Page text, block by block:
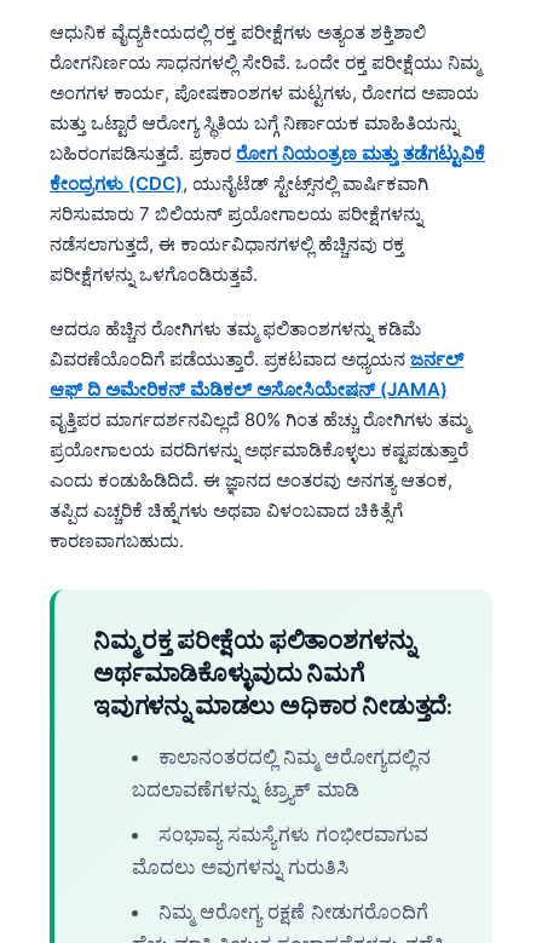
ಆಧುನಿಕ ವೈದ್ಯಕೀಯದಲ್ಲಿ ರಕ್ತ ಪರೀಕ್ಷೆಗಳು ಅತ್ಯಂತ ಶಕ್ತಿಶಾಲಿ
ರೋಗನಿರ್ಣಯ ಸಾಧನಗಳಲ್ಲಿ ಸೇರಿವೆ. ಒಂದೇ ರಕ್ತ ಪರೀಕ್ಷೆಯು ನಿಮ್ಮ
ಅಂಗಗಳ ಕಾರ್ಯ, ಪೋಷಕಾಂಶಗಳ ಮಟ್ಟಗಳು, ರೋಗದ ಅಪಾಯ
ಮತ್ತು ಒಟ್ಟಾರೆ ಆರೋಗ್ಯ ಸ್ಥಿತಿಯ ಬಗ್ಗೆ ನಿರ್ಣಾಯಕ ಮಾಹಿತಿಯನ್ನು
ಬಹಿರಂಗಪಡಿಸುತ್ತದೆ. ಪ್ರಕಾರ ರೋಗ ನಿಯಂತ್ರಣ ಮತ್ತು ತಡೆಗಟ್ಟುವಿಕೆ
ಕೇಂದ್ರಗಳು (CDC), ಯುನೈಟೆಡ್ ಸ್ಟೇಟ್ಸ್‌ನಲ್ಲಿ ವಾರ್ಷಿಕವಾಗಿ
ಸರಿಸುಮಾರು 7 ಬಿಲಿಯನ್ ಪ್ರಯೋಗಾಲಯ ಪರೀಕ್ಷೆಗಳನ್ನು
ನಡೆಸಲಾಗುತ್ತದೆ, ಈ ಕಾರ್ಯವಿಧಾನಗಳಲ್ಲಿ ಹೆಚ್ಚಿನವು ರಕ್ತ
ಪರೀಕ್ಷೆಗಳನ್ನು ಒಳಗೊಂಡಿರುತ್ತವೆ.
ಆದರೂ ಹೆಚ್ಚಿನ ರೋಗಿಗಳು ತಮ್ಮ ಫಲಿತಾಂಶಗಳನ್ನು ಕಡಿಮೆ
ವಿವರಣೆಯೊಂದಿಗೆ ಪಡೆಯುತ್ತಾರೆ. ಪ್ರಕಟವಾದ ಅಧ್ಯಯನ ಜರ್ನಲ್
ಆಫ್ ದಿ ಅಮೇರಿಕನ್ ಮೆಡಿಕಲ್ ಅಸೋಸಿಯೇಷನ್ (JAMA)
ವೃತ್ತಿಪರ ಮಾರ್ಗದರ್ಶನವಿಲ್ಲದೆ 80% ಗಿಂತ ಹೆಚ್ಚು ರೋಗಿಗಳು ತಮ್ಮ
ಪ್ರಯೋಗಾಲಯ ವರದಿಗಳನ್ನು ಅರ್ಥಮಾಡಿಕೊಳ್ಳಲು ಕಷ್ಟಪಡುತ್ತಾರೆ
ಎಂದು ಕಂಡುಹಿಡಿದಿದೆ. ಈ ಜ್ಞಾನದ ಅಂತರವು ಅನಗತ್ಯ ಆತಂಕ,
ತಪ್ಪಿದ ಎಚ್ಚರಿಕೆ ಚಿಹ್ನೆಗಳು ಅಥವಾ ವಿಳಂಬವಾದ ಚಿಕಿತ್ಸೆಗೆ
ಕಾರಣವಾಗಬಹುದು.
ನಿಮ್ಮ ರಕ್ತ ಪರೀಕ್ಷೆಯ ಫಲಿತಾಂಶಗಳನ್ನು
ಅರ್ಥಮಾಡಿಕೊಳ್ಳುವುದು ನಿಮಗೆ
ಇವುಗಳನ್ನು ಮಾಡಲು ಅಧಿಕಾರ ನೀಡುತ್ತದೆ:
ಕಾಲಾನಂತರದಲ್ಲಿ ನಿಮ್ಮ ಆರೋಗ್ಯದಲ್ಲಿನ
ಬದಲಾವಣೆಗಳನ್ನು ಟ್ರ್ಯಾಕ್ ಮಾಡಿ
ಸಂಭಾವ್ಯ ಸಮಸ್ಯೆಗಳು ಗಂಭೀರವಾಗುವ
ಮೊದಲು ಅವುಗಳನ್ನು ಗುರುತಿಸಿ
ನಿಮ್ಮ ಆರೋಗ್ಯ ರಕ್ಷಣೆ ನೀಡುಗರೊಂದಿಗೆ